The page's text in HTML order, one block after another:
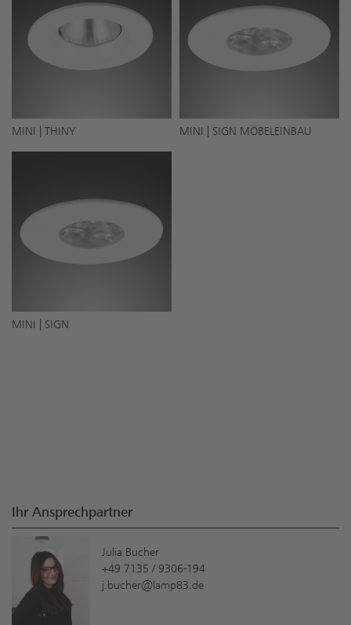
MINI | THINY MINI | SIGN MÖBELEINBAU
MINI | SIGN
Ihr Ansprechpartner
Julia Bucher
+49 7135 / 9306-194
j.bucher@lamp83.de